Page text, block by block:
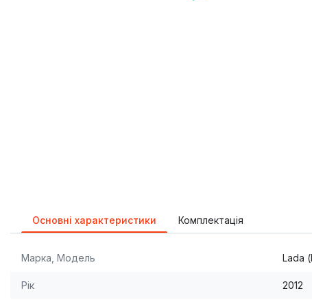
Основні характеристики Комплектація
Марка, Модель Lada
Рік 2012